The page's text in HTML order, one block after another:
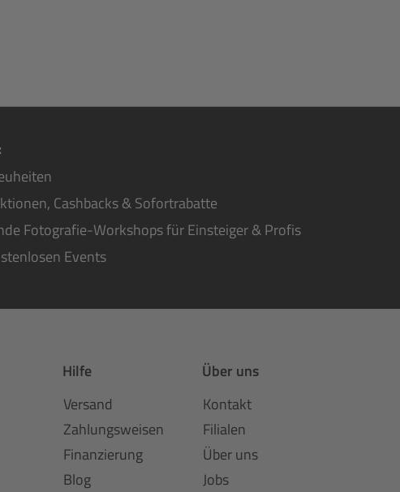
Cashbacks & Sofortrabatte
Fotografie-Workshops für Einsteiger & Profis
Events
Hilfe
Versand
Zahlungsweisen
Finanzierung
Blog
Über uns
Kontakt
Filialen
Über uns
Jobs